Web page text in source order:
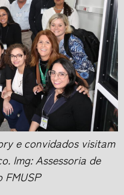
e convidados visitam
Img: Assessoria de
FMUSP